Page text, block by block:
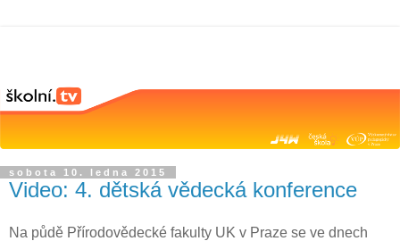
sobota 10. ledna 2015
Video: 4. dětská vědecká konference
Na půdě Přírodovědecké fakulty UK v Praze se ve dnech